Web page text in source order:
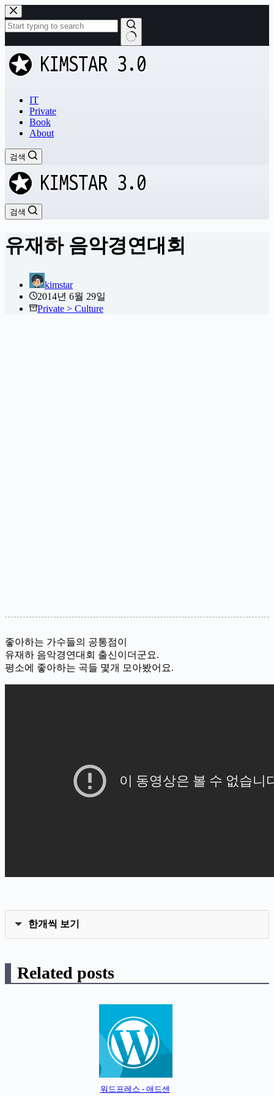
본
문
으
로
건
너
과
없
IT
Private
Book
About
검색
검색
유재하 음악경연대회
kimstar
2014년 6월 29일
Private > Culture
좋아하는 가수들의 공통점이
유재하 음악경연대회 출신이더군요.
평소에 좋아하는 곡들 몇개 모아봤어요.
한개씩 보기
Related posts
워드프레스 - 애드센